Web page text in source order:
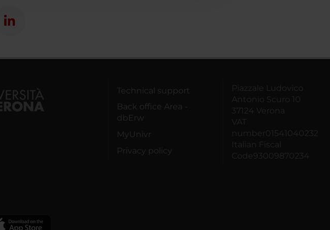
Technical support
Back office Area -
dbErw
MyUnivr
Privacy policy
Piazzale Ludovico
Antonio Scuro 10
37124 Verona
VAT
number01541040232
Italian Fiscal
Code93009870234